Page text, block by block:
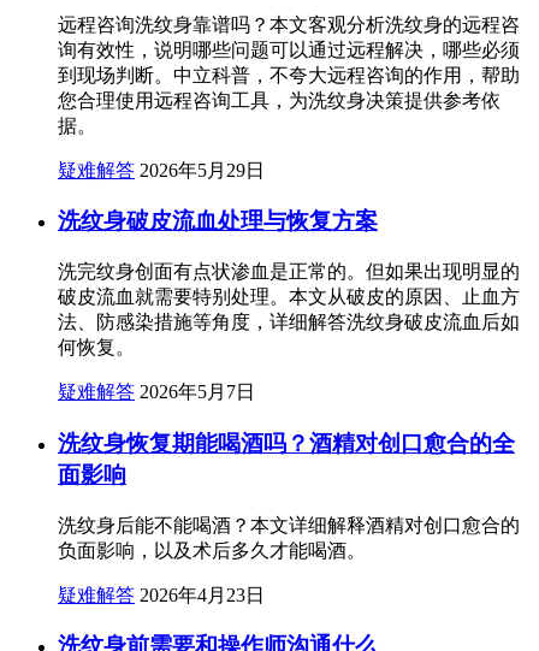
远程咨询洗纹身靠谱吗？本文客观分析洗纹身的远程咨
询有效性，说明哪些问题可以通过远程解决，哪些必须
到现场判断。中立科普，不夸大远程咨询的作用，帮助
您合理使用远程咨询工具，为洗纹身决策提供参考依
据。
疑难解答 2026年5月29日
洗纹身破皮流血处理与恢复方案
洗完纹身创面有点状渗血是正常的。但如果出现明显的
破皮流血就需要特别处理。本文从破皮的原因、止血方
法、防感染措施等角度，详细解答洗纹身破皮流血后如
何恢复。
疑难解答 2026年5月7日
洗纹身恢复期能喝酒吗？酒精对创口愈合的全
面影响
洗纹身后能不能喝酒？本文详细解释酒精对创口愈合的
负面影响，以及术后多久才能喝酒。
疑难解答 2026年4月23日
洗纹身前需要和操作师沟通什么